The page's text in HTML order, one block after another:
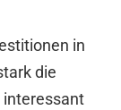
in
die
interessant